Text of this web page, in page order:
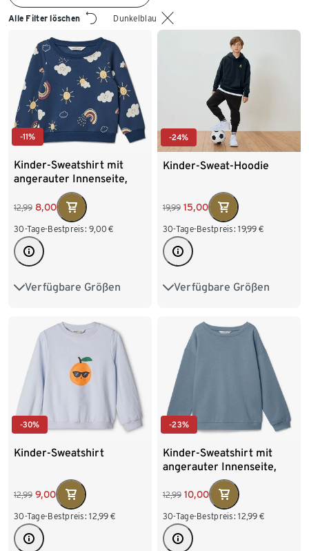
Alle Filter löschen Dunkelblau
-11%
Kinder-Sweatshirt mit
angerauter Innenseite,
dunkelblau
12,99 8,00
30-Tage-Bestpreis: 9,00 €
Verfügbare Größen
86/92 98/104
-24%
Kinder-Sweat-Hoodie
19,99 15,00
30-Tage-Bestpreis: 19,99 €
Verfügbare Größen
110/116 122/128
158/164
-30%
Kinder-Sweatshirt
12,99 9,00
30-Tage-Bestpreis: 12,99 €
-23%
Kinder-Sweatshirt mit
angerauter Innenseite,
12,99 10,00
30-Tage-Bestpreis: 12,99 €